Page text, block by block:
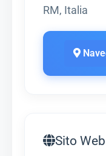
RM, Italia
Sito Web